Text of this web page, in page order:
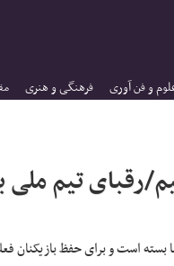
و فن آوری فرهنگی و هنری
رقبای تیم
بسته است و برای حفظ بازیکنان